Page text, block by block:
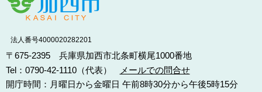
法人番号4000020282201
〒675-2395 兵庫県加西市北条町横尾1000番地
Tel：0790-42-1110（代表）
メールでの問合せ
開庁時間：月曜日から金曜日 午前8時30分から午後5時15分